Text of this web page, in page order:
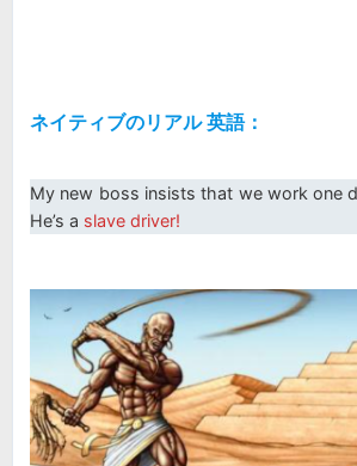
ネイティブのリアル 英語：
My new boss insists that we work one
He’s a slave driver!